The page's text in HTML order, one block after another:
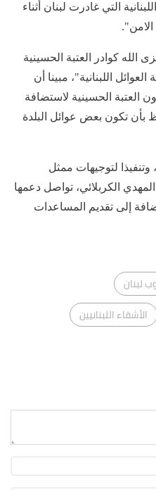
التي غادرت لبنان أثناء
كوادر العتبة الحسينية
اللبنانية"، مبينا أن
العتبة الحسينية لاستضافة
بأن تكون بعض عوائل البلدة
وتنفيذا لتوجيهات ممثل
المهدي الكربلائي، تواصل دعمها
إلى تقديم المساعدات
لبنان
الأشقاء اللبنانيين